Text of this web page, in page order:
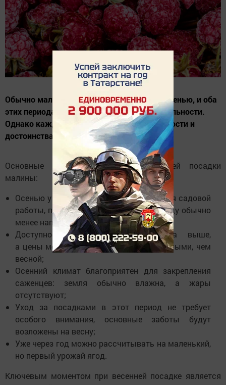
Обычно малину высаживают весной или осенью, и оба
этих периода благоприятны для этой деятельности.
Однако каждый из них имеет свои особенности и
достоинства.
Основные аргументы в пользу осенней посадки
малины:
Осенью у вас будет больше времени для садовой
работы, поскольку осенние задачи в саду обычно
менее напряжены, чем весенние;
Доступность посадочного материала выше,
а цены могут быть более привлекательными, чем
весной;
Осенний климат благоприятен для закрепления
саженцев: земля обычно влажна, а жары
отсутствуют;
Уход за посадками в этот период не требует
особого внимания, основные заботы будут
возложены на весну;
Уже через год можно рассчитывать на маленький,
но первый урожай ягод.
Ключевым моментом при весенней посадке является